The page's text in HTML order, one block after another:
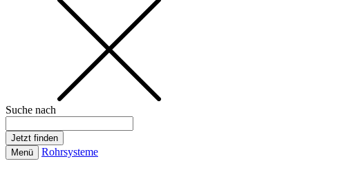
Suche nach
Menü Rohrsysteme